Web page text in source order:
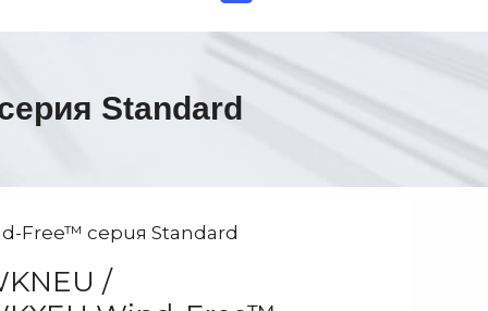
Standard
Free™ серия Standard
/